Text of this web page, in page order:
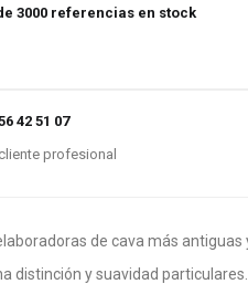
3000 referencias en stock
42 51 07
profesional
de cava más antiguas
distinción y suavidad particulares.